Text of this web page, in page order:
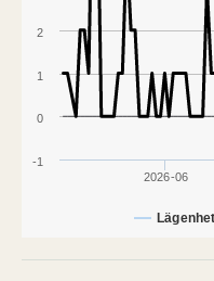
Lägenhet
2026-06
-1
0
1
2